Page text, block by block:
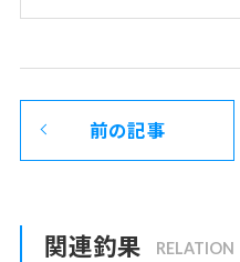
前の記事
関連釣果